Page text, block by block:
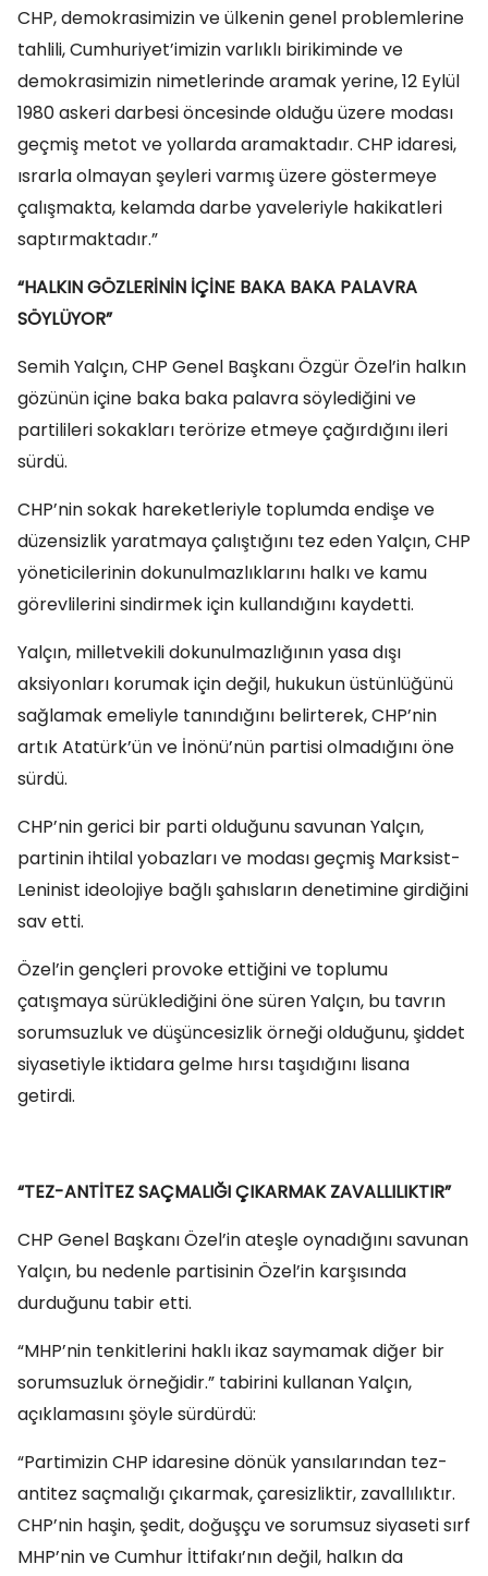
CHP, demokrasimizin ve ülkenin genel problemlerine
tahlili, Cumhuriyet’imizin varlıklı birikiminde ve
demokrasimizin nimetlerinde aramak yerine, 12 Eylül
1980 askeri darbesi öncesinde olduğu üzere modası
geçmiş metot ve yollarda aramaktadır. CHP idaresi,
ısrarla olmayan şeyleri varmış üzere göstermeye
çalışmakta, kelamda darbe yaveleriyle hakikatleri
saptırmaktadır.”
“HALKIN GÖZLERİNİN İÇİNE BAKA BAKA PALAVRA
SÖYLÜYOR”
Semih Yalçın, CHP Genel Başkanı Özgür Özel’in halkın
gözünün içine baka baka palavra söylediğini ve
partilileri sokakları terörize etmeye çağırdığını ileri
sürdü.
CHP’nin sokak hareketleriyle toplumda endişe ve
düzensizlik yaratmaya çalıştığını tez eden Yalçın, CHP
yöneticilerinin dokunulmazlıklarını halkı ve kamu
görevlilerini sindirmek için kullandığını kaydetti.
Yalçın, milletvekili dokunulmazlığının yasa dışı
aksiyonları korumak için değil, hukukun üstünlüğünü
sağlamak emeliyle tanındığını belirterek, CHP’nin
artık Atatürk’ün ve İnönü’nün partisi olmadığını öne
sürdü.
CHP’nin gerici bir parti olduğunu savunan Yalçın,
partinin ihtilal yobazları ve modası geçmiş Marksist-
Leninist ideolojiye bağlı şahısların denetimine girdiğini
sav etti.
Özel’in gençleri provoke ettiğini ve toplumu
çatışmaya sürüklediğini öne süren Yalçın, bu tavrın
sorumsuzluk ve düşüncesizlik örneği olduğunu, şiddet
siyasetiyle iktidara gelme hırsı taşıdığını lisana
getirdi.
“TEZ-ANTİTEZ SAÇMALIĞI ÇIKARMAK ZAVALLILIKTIR”
CHP Genel Başkanı Özel’in ateşle oynadığını savunan
Yalçın, bu nedenle partisinin Özel’in karşısında
durduğunu tabir etti.
“MHP’nin tenkitlerini haklı ikaz saymamak diğer bir
sorumsuzluk örneğidir.” tabirini kullanan Yalçın,
açıklamasını şöyle sürdürdü:
“Partimizin CHP idaresine dönük yansılarından tez-
antitez saçmalığı çıkarmak, çaresizliktir, zavallılıktır.
CHP’nin haşin, şedit, doğuşçu ve sorumsuz siyaseti sırf
MHP’nin ve Cumhur İttifakı’nın değil, halkın da